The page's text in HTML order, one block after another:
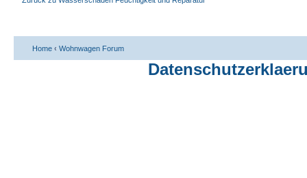
Home ‹ Wohnwagen Forum